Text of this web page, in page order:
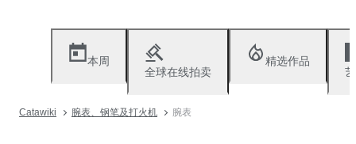
本周
全球在线拍卖
精选作品
Catawiki 腕表、钢笔及打火机 腕表